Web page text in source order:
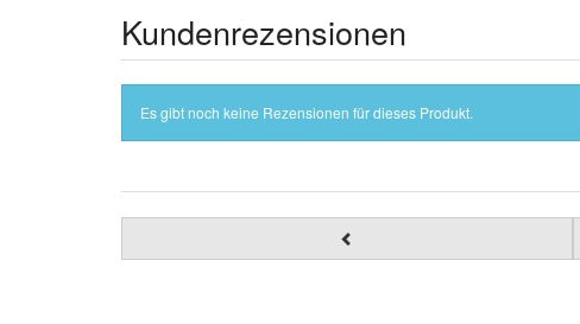
Kundenrezensionen
Es gibt noch keine Rezensionen für dieses Produkt.